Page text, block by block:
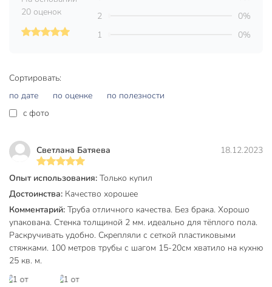
эксплуатации) 0,8 МПа.
Максимальное рабочее давление (2 класс
эксплуатации) 0,8 МПа.
Максимальное рабочее давление (5 класс
эксплуатации) 0,6 МПа.
Технология монтажа: механическое соединение с
Цвет: красный
Техническая информация
Длина, м
100 м
Толщина, мм
2 мм
Диаметр, мм
16 мм
Бренд
Сортировать:
по дате
по оценке
по полезности
c фото
Светлана Батяева 18.12.2023
Опыт использования: Только купил
Достоинства: Качество хорошее
Комментарий: Труба отличного качества. Без брака. Хорошо
упакована. Стенка толщиной 2 мм. идеально для тёплого пола.
Раскручивать удобно. Скрепляли с сеткой пластиковыми
стяжками. 100 метров трубы с шагом 15-20см хватило на кухню
25 кв. м.
20 оценок
2
0%
1
0%